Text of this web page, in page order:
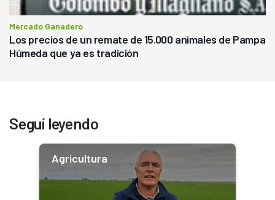
Mercado Ganadero
Los precios de un remate de 15.000 animales de Pampa
Húmeda que ya es tradición
Seguí leyendo
Agricultura